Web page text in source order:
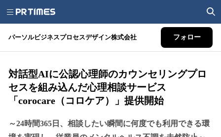
パーソルビジネスプロセスデザイン株式会社 フォロー
対話型AIに公認心理師のカウンセリングプロ
セスを組み込んだ心理相談サービス
「corocare（コロケア）」提供開始
～24時間365日、相談したい瞬間に何度でも利用できる環